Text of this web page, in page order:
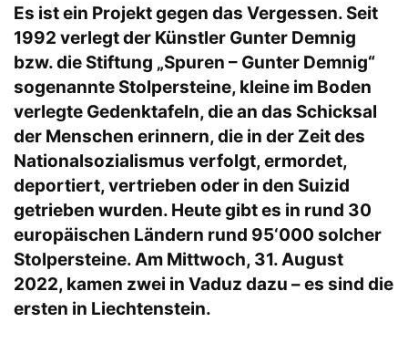
Es ist ein Projekt gegen das Vergessen. Seit
1992 verlegt der Künstler Gunter Demnig
bzw. die Stiftung „Spuren – Gunter Demnig“
sogenannte Stolpersteine, kleine im Boden
verlegte Gedenktafeln, die an das Schicksal
der Menschen erinnern, die in der Zeit des
Nationalsozialismus verfolgt, ermordet,
deportiert, vertrieben oder in den Suizid
getrieben wurden. Heute gibt es in rund 30
europäischen Ländern rund 95‘000 solcher
Stolpersteine. Am Mittwoch, 31. August
2022, kamen zwei in Vaduz dazu – es sind die
ersten in Liechtenstein.